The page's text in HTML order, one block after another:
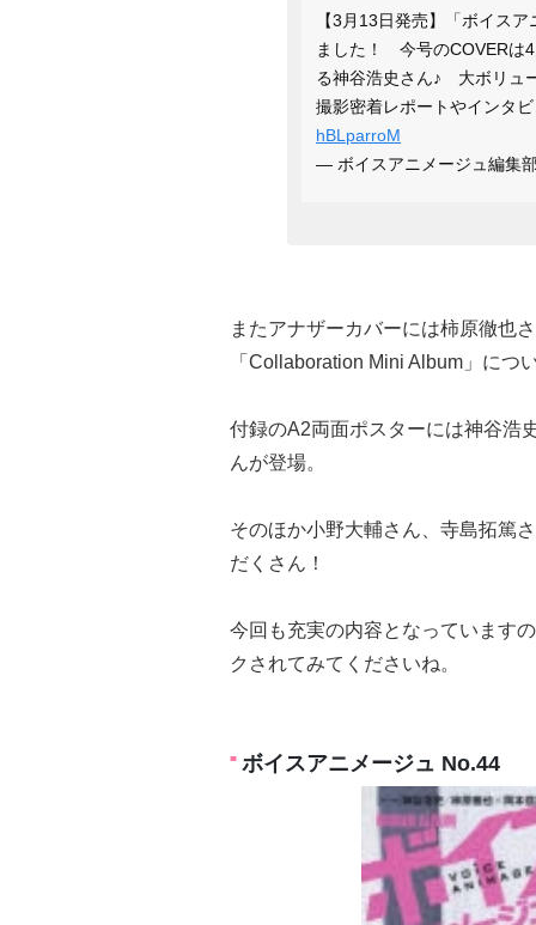
【3月13日発売】「ボイス
ました！ 今号のCOVERは
る神谷浩史さん♪ 大ボリュ
撮影密着レポートやインタ
hBLparroM
— ボイスアニメージュ編集
またアナザーカバーには柿原徹也
「Collaboration Mini Album」につ
付録のA2両面ポスターには神谷浩
んが登場。
そのほか小野大輔さん、寺島拓篤
だくさん！
今回も充実の内容となっています
クされてみてくださいね。
ボイスアニメージュ No.44